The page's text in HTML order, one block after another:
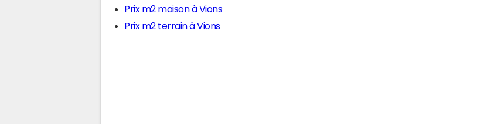
Prix m2 maison à Vions
Prix m2 terrain à Vions